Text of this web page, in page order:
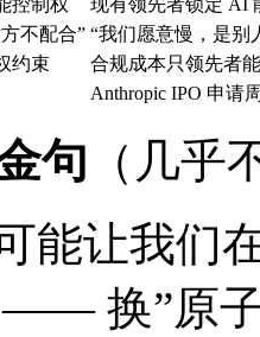
控制权
现有领先者锁定 AI
不配合” “我们愿意慢，是别
约束
合规成本只领先者
Anthropic IPO 申请
句 （几乎
能让我们
换”原